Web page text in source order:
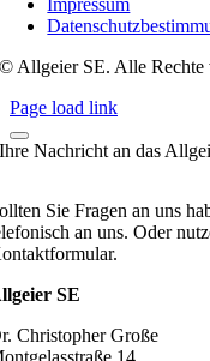
Impressum
© Allgeier SE. Alle Rechte
Page load link
Ihre Nachricht an das
Sie Fragen an uns
an uns. Oder
SE
Christopher Große